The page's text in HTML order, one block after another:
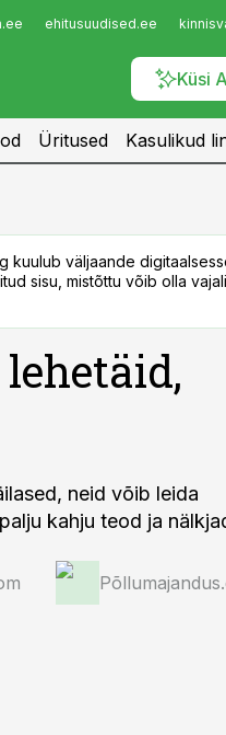
ehitusuudised.ee
Küsi
Üritused Kasulikud
kuulub väljaande
sisu, mistõttu võib olla
neid võib leida
kahju teod ja